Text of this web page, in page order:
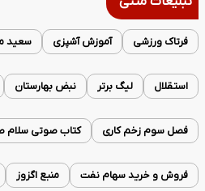
فرتاک ورزشی آموزش آشپزی سعید
استقلال لیگ برتر نبض بهارستان
فصل سوم زخم کاری کتاب صوتی سلام
فروش و خرید سهام نفت منبع اگزوز